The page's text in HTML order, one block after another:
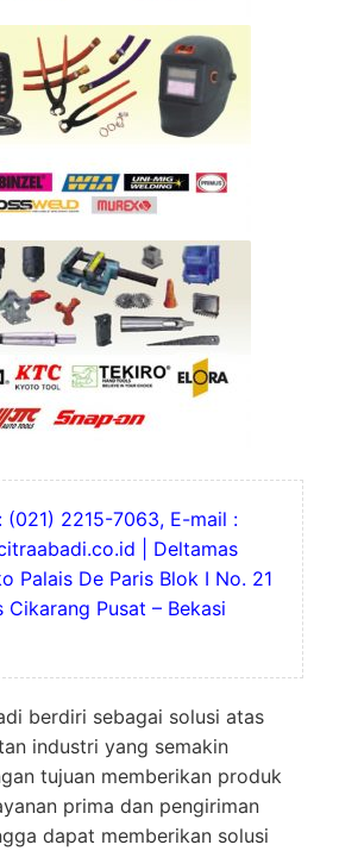
(021) 2215-7063, E-mail :
| Deltamas
Palais De Paris Blok I No. 21
Cikarang Pusat – Bekasi
berdiri sebagai solusi atas
industri yang semakin
tujuan memberikan produk
prima dan pengiriman
dapat memberikan solusi